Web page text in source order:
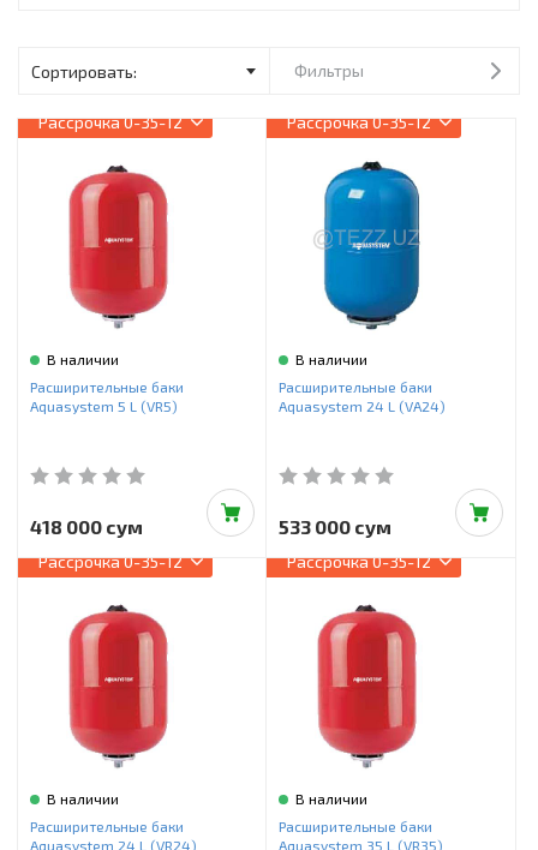
Фильтры
Рассрочка0-35-12
В наличии
Расширительные баки
Aquasystem 5 L (VR5)
418 000 сум
Рассрочка0-35-12
В наличии
Расширительные баки
Aquasystem 24 L (VA24)
533 000 сум
Рассрочка0-35-12
В наличии
Расширительные баки
Aquasystem 24 L (VR24)
Рассрочка0-35-12
В наличии
Расширительные баки
Aquasystem 35 L (VR35)